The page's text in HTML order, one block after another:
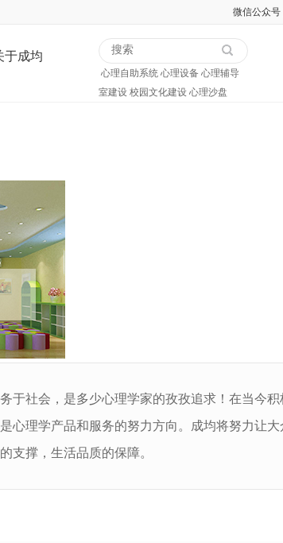
微信公众号
于成均
心理自助系统 心理设备 心理辅导
室建设 校园文化建设 心理沙盘
于社会，是多少心理学家的孜孜追求！在当今积
心理学产品和服务的努力方向。成均将努力让大
支撑，生活品质的保障。